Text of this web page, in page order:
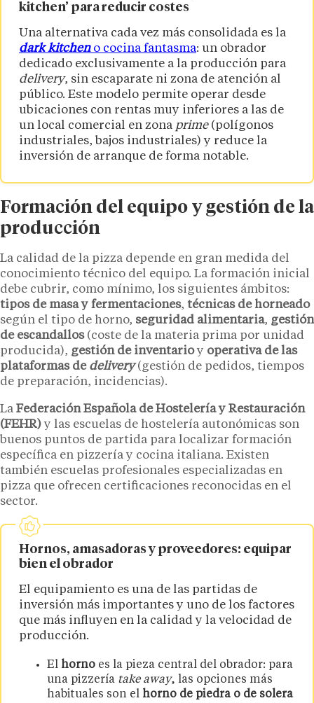
kitchen’ para reducir costes
Una alternativa cada vez más consolidada es la
dark kitcheno cocina fantasma: un obrador
dedicado exclusivamente a la producción para
delivery, sin escaparate ni zona de atención al
público. Este modelo permite operar desde
ubicaciones con rentas muy inferiores a las de
un local comercial en zona prime(polígonos
industriales, bajos industriales) y reduce la
inversión de arranque de forma notable.
Formación del equipo y gestión de la
producción
La calidad de la pizza depende en gran medida del
conocimiento técnico del equipo. La formación inicial
debe cubrir, como mínimo, los siguientes ámbitos:
tipos de masa y fermentaciones, técnicas de horneado
según el tipo de horno, seguridad alimentaria, gestión
de escandallos(coste de la materia prima por unidad
producida), gestión de inventarioy operativa de las
plataformas de delivery(gestión de pedidos, tiempos
de preparación, incidencias).
La Federación Española de Hostelería y Restauración
(FEHR)y las escuelas de hostelería autonómicas son
buenos puntos de partida para localizar formación
específica en pizzería y cocina italiana. Existen
también escuelas profesionales especializadas en
pizza que ofrecen certificaciones reconocidas en el
sector.
Hornos, amasadoras y proveedores: equipar
bien el obrador
El equipamiento es una de las partidas de
inversión más importantes y uno de los factores
que más influyen en la calidad y la velocidad de
producción.
El horno es la pieza central del obrador: para
una pizzería take away, las opciones más
habituales son el horno de piedra o de solera